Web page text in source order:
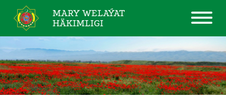
MARY WELAÝAT
HÄKIMLIGI